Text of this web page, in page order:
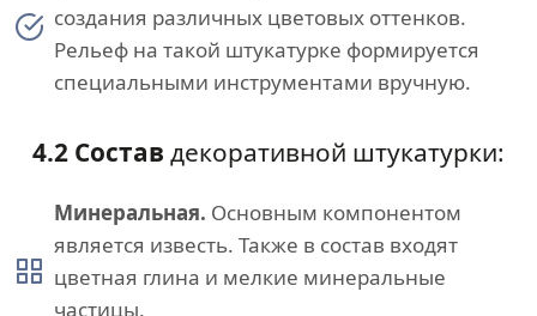
создания различных цветовых оттенков.
Рельеф на такой штукатурке формируется
специальными инструментами вручную.
4.2 Состав декоративной штукатурки:
Минеральная. Основным компонентом
является известь. Также в состав входят
цветная глина и мелкие минеральные
частицы.